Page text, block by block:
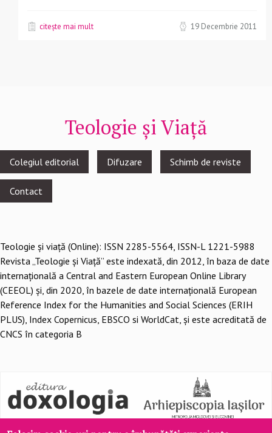
citește mai mult 19 Decembrie 2011
Teologie și Viață
Footer
menu
Colegiul editorial Difuzare Schimb de reviste
Contact
Teologie şi viaţă (Online): ISSN 2285-5564, ISSN-L 1221-5988
Revista „Teologie și Viață” este indexată, din 2012, în baza de date
internațională a Central and Eastern European Online Library
(CEEOL) și, din 2020, în bazele de date internațională European
Reference Index for the Humanities and Social Sciences (ERIH
PLUS), Index Copernicus, EBSCO si WorldCat, și este acreditată de
CNCS în categoria B